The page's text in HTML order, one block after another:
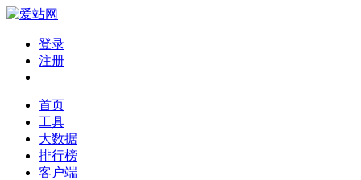
登录
注册
首页
工具
大数据
排行榜
客户端